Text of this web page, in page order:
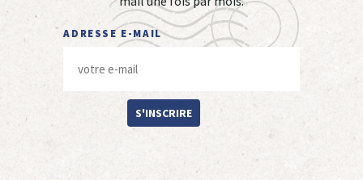
ADRESSE E-MAIL
S'INSCRIRE